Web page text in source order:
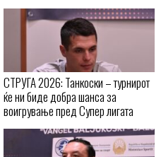
СТРУГА 2026: Танкоски – турнирот
ќе ни биде добра шанса за
воигрување пред Супер лигата